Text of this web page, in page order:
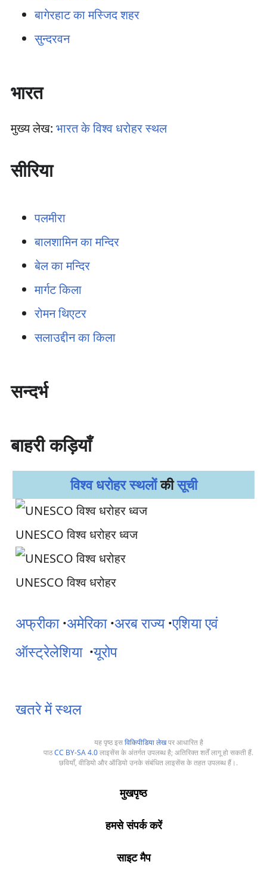
बागेरहाट का मस्जिद शहर
सुन्दरवन
भारत
मुख्य लेख: भारत के विश्व धरोहर स्थल
सीरिया
पलमीरा
बालशामिन का मन्दिर
बेल का मन्दिर
मार्गट किला
रोमन थिएटर
सलाउद्दीन का किला
सन्दर्भ
बाहरी कड़ियाँ
विश्व धरोहर स्थलोंकीसूची
UNESCO विश्व धरोहर ध्वज
UNESCO विश्व धरोहर
अफ्रीका ·अमेरिका ·अरब राज्य ·एशिया एवं
ऑस्ट्रेलेशिया ·यूरोप
खतरे में स्थल
यह पृष्ठ इसविकिपीडिया लेखपर आधारित है
पाठCC BY-SA 4.0लाइसेंस के अंतर्गत उपलब्ध है; अतिरिक्त शर्तें लागू हो सकती हैं.
छवियाँ, वीडियो और ऑडियो उनके संबंधित लाइसेंस के तहत उपलब्ध हैं।.
मुखपृष्ठ
हमसे संपर्क करें
साइट मैप